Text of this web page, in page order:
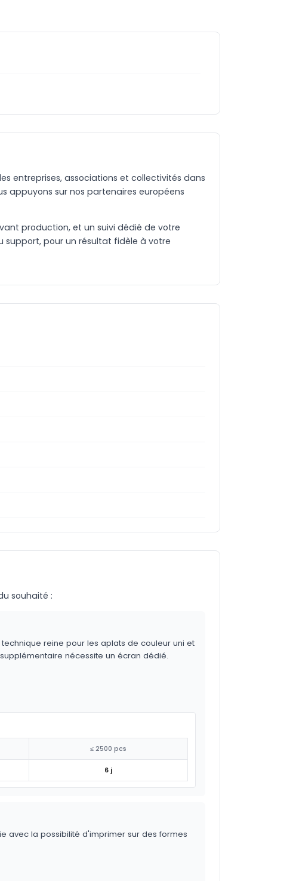
entreprises, associations et collectivités dans
appuyons sur nos partenaires européens
production, et un suivi dédié de votre
support, pour un résultat fidèle à votre
souhaité :
reine pour les aplats de couleur uni et
nécessite un écran dédié.
≤ 2500 pcs
6 j
avec la possibilité d'imprimer sur des formes